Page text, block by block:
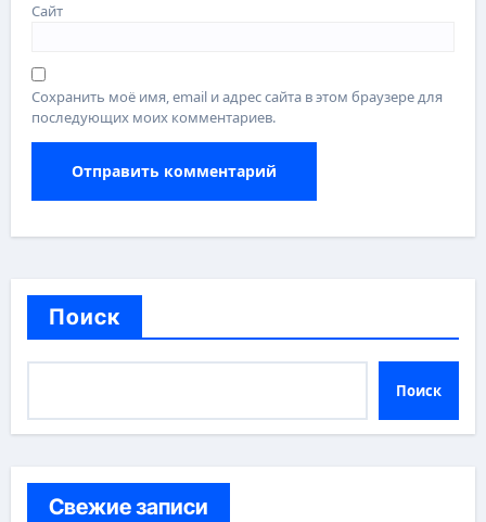
Сайт
Сохранить моё имя, email и адрес сайта в этом браузере для
последующих моих комментариев.
Поиск
Поиск
Свежие записи